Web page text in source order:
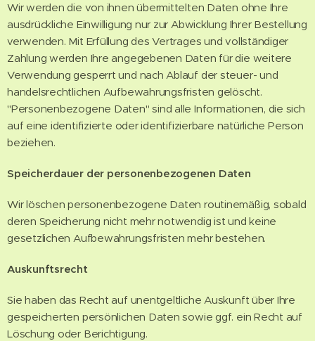
Wir werden die von ihnen übermittelten Daten ohne Ihre
ausdrückliche Einwilligung nur zur Abwicklung Ihrer Bestellung
verwenden. Mit Erfüllung des Vertrages und vollständiger
Zahlung werden Ihre angegebenen Daten für die weitere
Verwendung gesperrt und nach Ablauf der steuer- und
handelsrechtlichen Aufbewahrungsfristen gelöscht.
"Personenbezogene Daten" sind alle Informationen, die sich
auf eine identifizierte oder identifizierbare natürliche Person
beziehen.
Speicherdauer der personenbezogenen Daten
Wir löschen personenbezogene Daten routinemäßig, sobald
deren Speicherung nicht mehr notwendig ist und keine
gesetzlichen Aufbewahrungsfristen mehr bestehen.
Auskunftsrecht
Sie haben das Recht auf unentgeltliche Auskunft über Ihre
gespeicherten persönlichen Daten sowie ggf. ein Recht auf
Löschung oder Berichtigung.